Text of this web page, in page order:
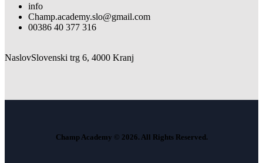
info
Champ.academy.slo@gmail.com
00386 40 377 316
NaslovSlovenski trg 6, 4000 Kranj
Champ Academy © 2026. All Rights Reserved.